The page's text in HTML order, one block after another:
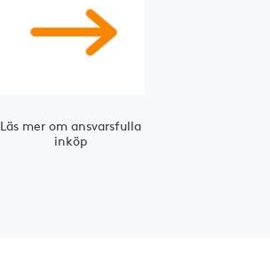
Läs mer om ansvarsfulla
inköp